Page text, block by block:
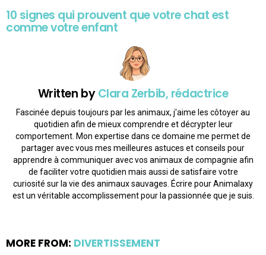
10 signes qui prouvent que votre chat est
comme votre enfant
Written byClara Zerbib, rédactrice
Fascinée depuis toujours par les animaux, j'aime les côtoyer au
quotidien afin de mieux comprendre et décrypter leur
comportement. Mon expertise dans ce domaine me permet de
partager avec vous mes meilleures astuces et conseils pour
apprendre à communiquer avec vos animaux de compagnie afin
de faciliter votre quotidien mais aussi de satisfaire votre
curiosité sur la vie des animaux sauvages. Écrire pour Animalaxy
est un véritable accomplissement pour la passionnée que je suis.
MORE FROM: DIVERTISSEMENT